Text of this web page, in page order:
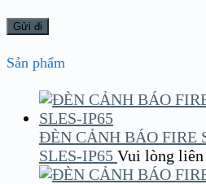
Sản phẩm
ĐÈN CẢNH BÁO FIRE
SLES-IP65 Vui lòng liên